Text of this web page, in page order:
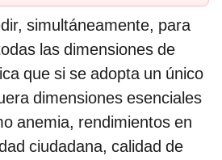
simultáneamente, para
las dimensiones de
que si se adopta un único
dimensiones esenciales
anemia, rendimientos en
ciudadana, calidad de